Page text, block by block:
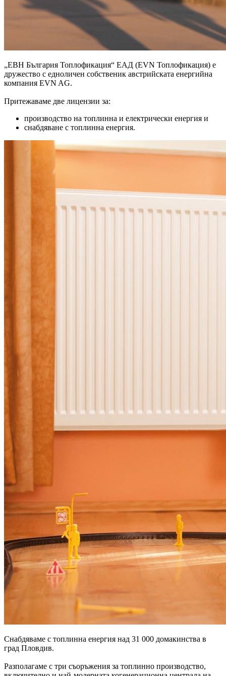
„ЕВН България Топлофикация“ ЕАД (EVN Топлофикация) е
дружество с едноличен собственик австрийската енергийна
компания EVN AG.
Притежаваме две лицензии за:
производство на топлинна и електрически енергия и
снабдяване с топлинна енергия.
Снабдяваме с топлинна енергия над 31 000 домакинства в
град Пловдив.
Разполагаме с три съоръжения за топлинно производство,